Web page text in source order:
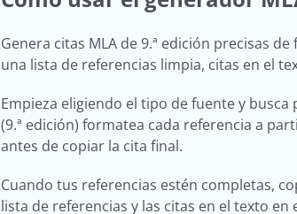
Genera citas MLA de 9.ª edición precisas
una lista de referencias limpia, citas en el
Empieza eligiendo el tipo de fuente y
(9.ª edición) formatea cada referencia a
antes de copiar la cita final.
Cuando tus referencias estén completas,
lista de referencias y las citas en el texto